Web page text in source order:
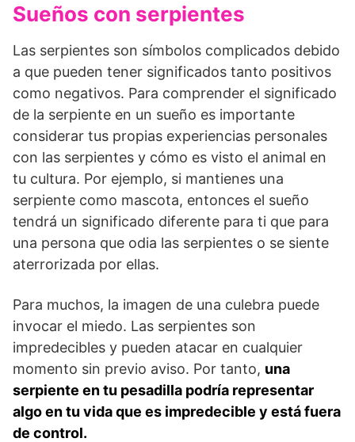
Sueños con serpientes
Las serpientes son símbolos complicados debido
a que pueden tener significados tanto positivos
como negativos. Para comprender el significado
de la serpiente en un sueño es importante
considerar tus propias experiencias personales
con las serpientes y cómo es visto el animal en
tu cultura. Por ejemplo, si mantienes una
serpiente como mascota, entonces el sueño
tendrá un significado diferente para ti que para
una persona que odia las serpientes o se siente
aterrorizada por ellas.
Para muchos, la imagen de una culebra puede
invocar el miedo. Las serpientes son
impredecibles y pueden atacar en cualquier
momento sin previo aviso. Por tanto, una
serpiente en tu pesadilla podría representar
algo en tu vida que es impredecible y está fuera
de control.